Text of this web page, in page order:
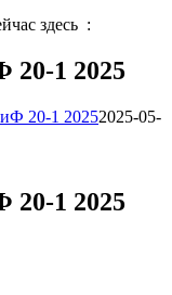
здесь :
20-1 2025
20-1 20252025-05-
20-1 2025